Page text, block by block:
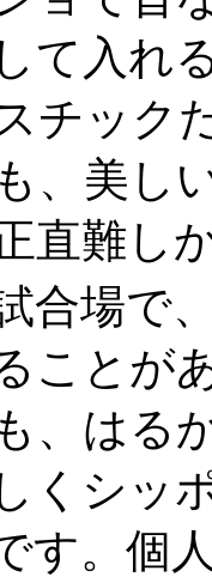
て入れ
チック
、美し
直難し
合場で
ことが
、はる
くシッ
す。個